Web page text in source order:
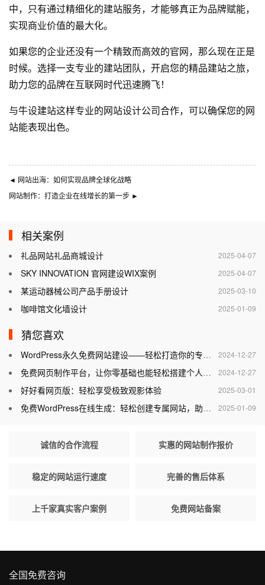
中，只有通过精细化的建站服务，才能够真正为品牌赋能，
实现商业价值的最大化。
如果您的企业还没有一个精致而高效的官网，那么现在正是
时候。选择一支专业的建站团队，开启您的精品建站之旅，
助力您的品牌在互联网时代迅速腾飞！
与牛设建站这样专业的网站设计公司合作，可以确保您的网
站能表现出色。
◄ 网站出海：如何实现品牌全球化战略
网站制作：打造企业在线增长的第一步 ►
相关案例
2025-04-07
礼品网站礼品商城设计
2025-04-07
SKY INNOVATION 官网建设WIX案例
2025-03-10
某运动器械公司产品手册设计
2025-01-09
咖啡馆文化墙设计
猜您喜欢
2024-12-27
WordPress永久免费网站建设——轻松打造你的专属网站
2024-12-27
免费网页制作平台，让你零基础也能轻松搭建个人网站
2025-03-01
好好看网页版：轻松享受极致观影体验
2025-01-09
免费WordPress在线生成：轻松创建专属网站，助力个人与企业腾飞
诚信的合作流程 实惠的网站制作报价
稳定的网站运行速度 完善的售后体系
上千家真实客户案例 免费网站备案
全国免费咨询